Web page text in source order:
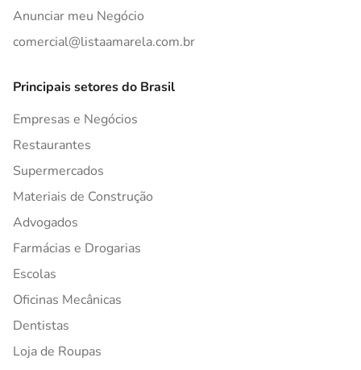
Anunciar meu Negócio
comercial@listaamarela.com.br
Principais setores do Brasil
Empresas e Negócios
Restaurantes
Supermercados
Materiais de Construção
Advogados
Farmácias e Drogarias
Escolas
Oficinas Mecânicas
Dentistas
Loja de Roupas